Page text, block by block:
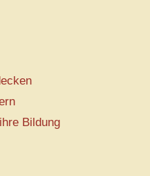
Bildung